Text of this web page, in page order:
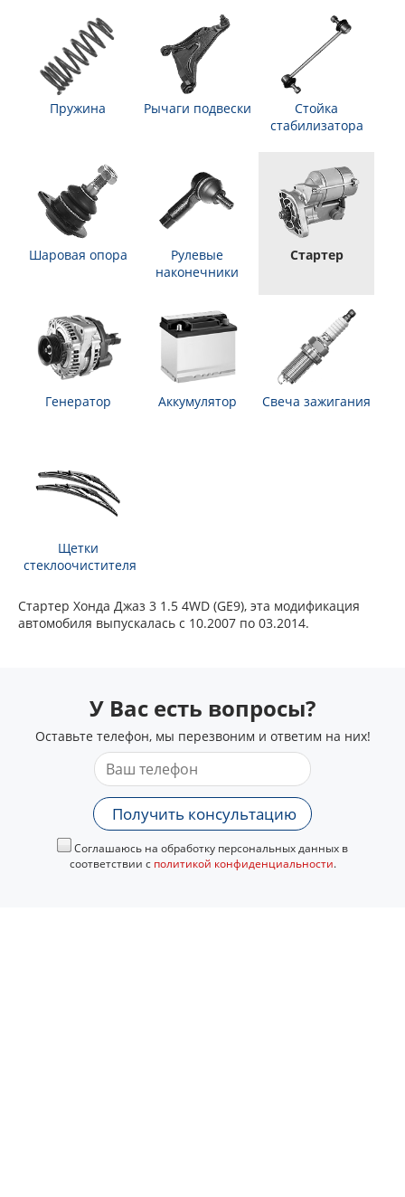
Пружина Рычаги подвески
Стойка
стабилизатора
Шаровая опора
Рулевые
наконечники
Стартер
Генератор Аккумулятор Свеча зажигания
Щетки
стеклоочистителя
Стартер Хонда Джаз 3 1.5 4WD (GE9), эта модификация
автомобиля выпускалась с 10.2007 по 03.2014.
У Вас есть вопросы?
Оставьте телефон, мы перезвоним и ответим на них!
Получить консультацию
Соглашаюсь на обработку персональных данных в
соответствии с политикой конфиденциальности.